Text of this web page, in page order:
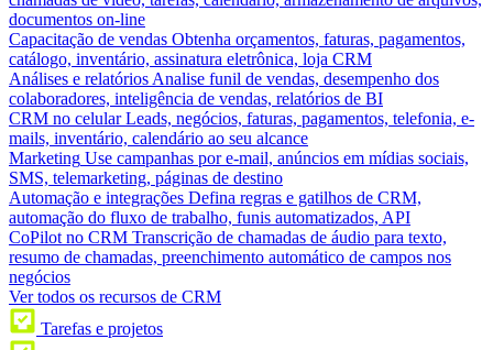
documentos on-line
Capacitação de vendas Obtenha orçamentos, faturas, pagamentos,
catálogo, inventário, assinatura eletrônica, loja CRM
Análises e relatórios Analise funil de vendas, desempenho dos
colaboradores, inteligência de vendas, relatórios de BI
CRM no celular Leads, negócios, faturas, pagamentos, telefonia, e-
mails, inventário, calendário ao seu alcance
Marketing Use campanhas por e-mail, anúncios em mídias sociais,
SMS, telemarketing, páginas de destino
Automação e integrações Defina regras e gatilhos de CRM,
automação do fluxo de trabalho, funis automatizados, API
CoPilot no CRM Transcrição de chamadas de áudio para texto,
resumo de chamadas, preenchimento automático de campos nos
negócios
Ver todos os recursos de CRM
Tarefas e projetos